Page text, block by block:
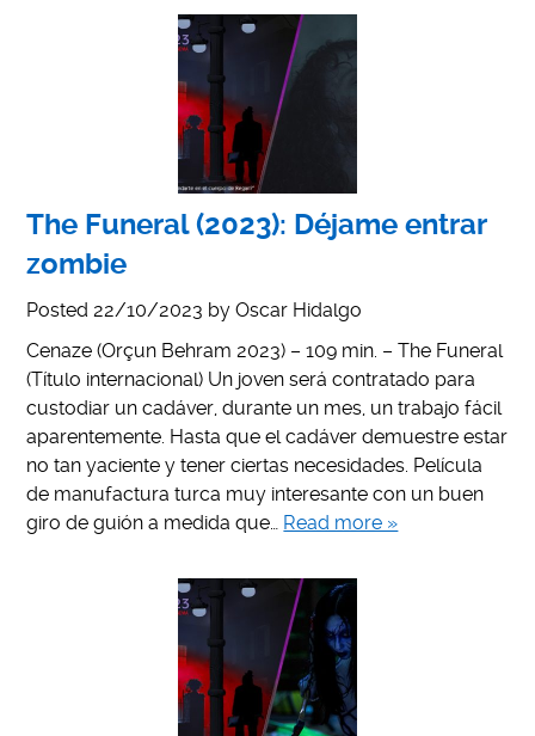
The Funeral (2023): Déjame entrar
zombie
Posted 22/10/2023 byOscar Hidalgo
Cenaze (Orçun Behram 2023) – 109 min. – The Funeral
(Título internacional) Un joven será contratado para
custodiar un cadáver, durante un mes, un trabajo fácil
aparentemente. Hasta que el cadáver demuestre estar
no tan yaciente y tener ciertas necesidades. Película
de manufactura turca muy interesante con un buen
giro de guión a medida que… Read more »